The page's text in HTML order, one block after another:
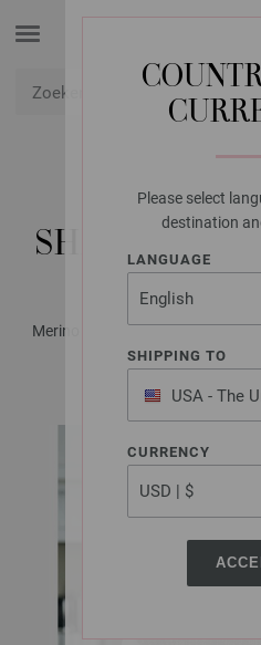
Please select
destination
LANGUAGE
SHIPPING TO
USA - The
of America
CURRENCY
LANA
SHIRT COOL
Merino Edition No. 2 - Tijdschrift
Model